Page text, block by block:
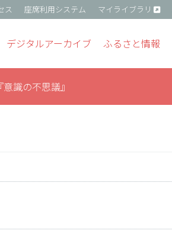
ス 座席利用システム マイライブラリ
デジタルアーカイブ ふるさと情報
意識の不思議』